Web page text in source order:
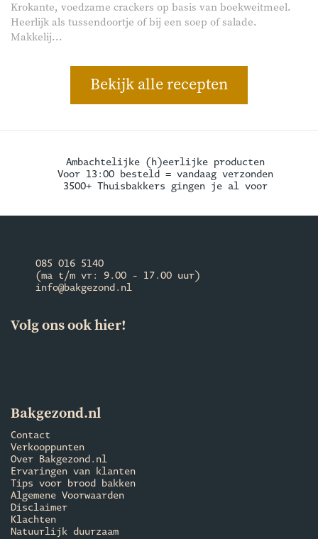
Krokante, voedzame crackers op basis van boekweitmeel.
Heerlijk als tussendoortje of bij een soep of salade.
Makkelij...
Bekijk alle recepten
Ambachtelijke (h)eerlijke producten
Voor 13:00 besteld = vandaag verzonden
3500+ Thuisbakkers gingen je al voor
085 016 5140
(ma t/m vr: 9.00 - 17.00 uur)
info@bakgezond.nl
Volg ons ook hier!
Bakgezond.nl
Contact
Verkooppunten
Over Bakgezond.nl
Ervaringen van klanten
Tips voor brood bakken
Algemene Voorwaarden
Disclaimer
Klachten
Natuurlijk duurzaam